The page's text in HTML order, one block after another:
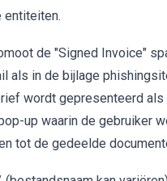
entiteiten.
de "Signed Invoice"
als in de bijlage
wordt gepresenteerd
up waarin de gebruiker
tot de gedeelde